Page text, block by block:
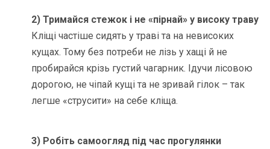
2) Тримайся стежок і не «пірнай» у високу траву
Кліщі частіше сидять у траві та на невисоких
кущах. Тому без потреби не лізь у хащі й не
пробирайся крізь густий чагарник. Ідучи лісовою
дорогою, не чіпай кущі та не зривай гілок – так
легше «струсити» на себе кліща.
3) Робіть самоогляд під час прогулянки